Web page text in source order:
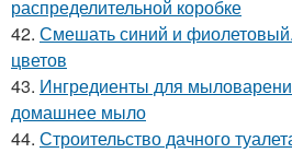
распределительной коробке
42. Смешать синий и
цветов
43. Ингредиенты для
домашнее мыло
44. Строительство дачного